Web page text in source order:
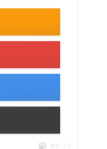
ポチップ